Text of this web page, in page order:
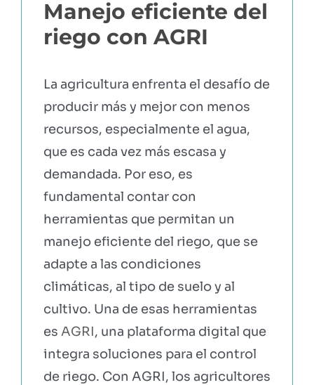
Manejo eficiente del
riego con AGRI
La agricultura enfrenta el desafío de
producir más y mejor con menos
recursos, especialmente el agua,
que es cada vez más escasa y
demandada. Por eso, es
fundamental contar con
herramientas que permitan un
manejo eficiente del riego, que se
adapte a las condiciones
climáticas, al tipo de suelo y al
cultivo. Una de esas herramientas
es AGRI, una plataforma digital que
integra soluciones para el control
de riego. Con AGRI, los agricultores